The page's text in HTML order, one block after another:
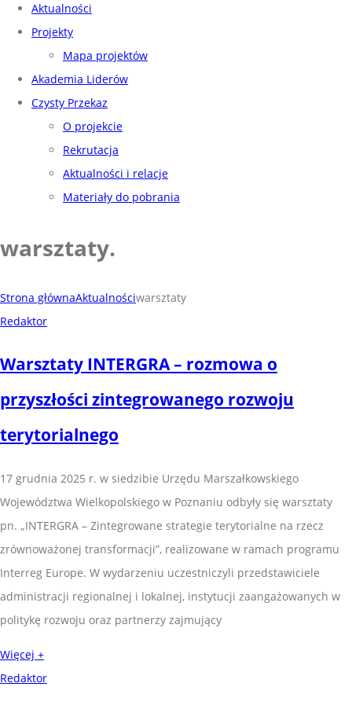
Aktualności
Projekty
Mapa projektów
Akademia Liderów
Czysty Przekaz
O projekcie
Rekrutacja
Aktualności i relacje
Materiały do pobrania
warsztaty.
Strona głównaAktualnościwarsztaty
Redaktor
Warsztaty INTERGRA – rozmowa o
przyszłości zintegrowanego rozwoju
terytorialnego
17 grudnia 2025 r. w siedzibie Urzędu Marszałkowskiego
Województwa Wielkopolskiego w Poznaniu odbyły się warsztaty
pn. „INTERGRA – Zintegrowane strategie terytorialne na rzecz
zrównoważonej transformacji”, realizowane w ramach programu
Interreg Europe. W wydarzeniu uczestniczyli przedstawiciele
administracji regionalnej i lokalnej, instytucji zaangażowanych w
politykę rozwoju oraz partnerzy zajmujący
Więcej +
Redaktor